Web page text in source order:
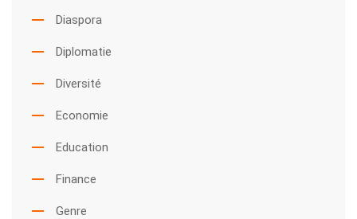
Diaspora
Diplomatie
Diversité
Economie
Education
Finance
Genre